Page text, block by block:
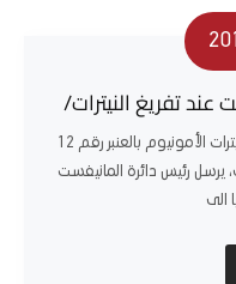
عند تفريغ النيترات/
فور تفريغ حمولة نيترات الأمونيوم بالعنبر رقم 12
يرسل رئيس دائرة المانيفست
الى